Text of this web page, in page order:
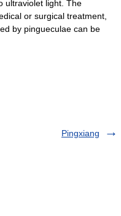
ultraviolet light. The
or surgical treatment,
by pingueculae can be
Pingxiang